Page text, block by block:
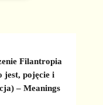
Filantropia
jest, pojęcie i
– Meanings